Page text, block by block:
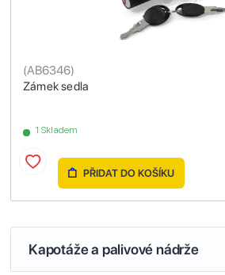
Zámek sedla
(AB6346)
1 Skladem
PŘIDAT DO KOŠÍKU
Kapotáže a palivové nádrže